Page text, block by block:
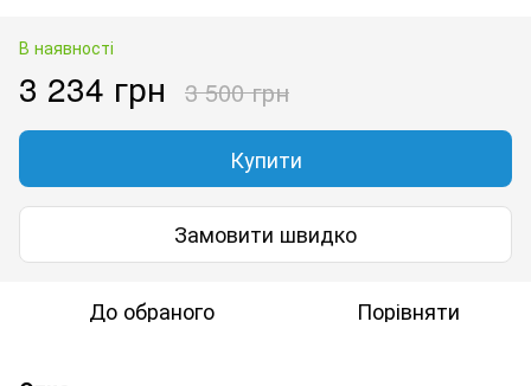
В наявності
3 234 грн 3 500 грн
Купити
Замовити швидко
До обраного Порівняти